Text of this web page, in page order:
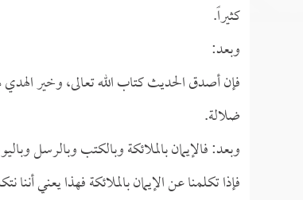
كثيراً.
وبعد:
فإن أصدق الحديث كتاب الله تعالى، وخير
ضلالة.
وبعد: فالإيمان بالملائكة وبالكتب وبالرسل
فإذا تكلمنا عن الإيمان بالملائكة فهذا يعني